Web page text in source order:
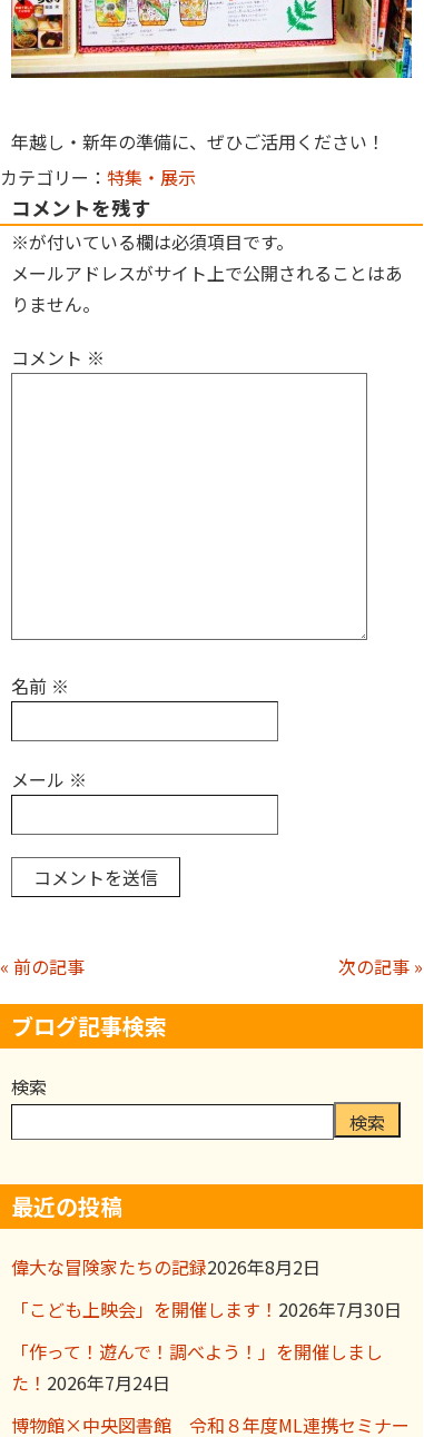
年越し・新年の準備に、ぜひご活用ください！
カテゴリー： 特集・展示
コメントを残す
※が付いている欄は必須項目です。
メールアドレスがサイト上で公開されることはあ
りません。
コメント ※
名前 ※
メール ※
« 前の記事 次の記事 »
ブログ記事検索
検索
検索
最近の投稿
偉大な冒険家たちの記録2026年8月2日
「こども上映会」を開催します！ 2026年7月30日
「作って！遊んで！調べよう！」を開催しまし
た！ 2026年7月24日
博物館×中央図書館 令和８年度ML連携セミナー